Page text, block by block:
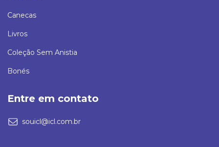
Canecas
Livros
Coleção Sem Anistia
Bonés
Entre em contato
souicl@icl.com.br